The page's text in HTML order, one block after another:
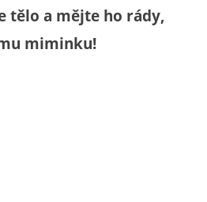
tělo a mějte ho rády,
miminku!